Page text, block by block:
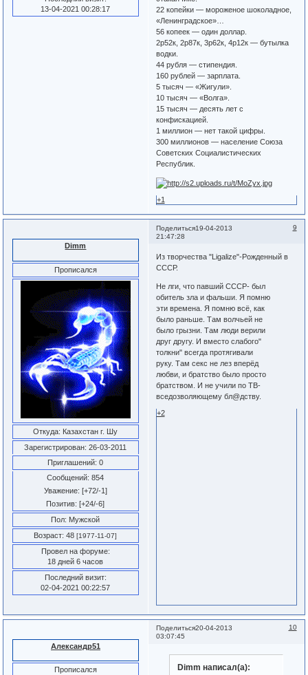
13-04-2021 00:28:17
22 копейки — мороженое шоколадное,
«Ленинградское»…
56 копеек — один доллар.
2р52к, 2р87к, 3р62к, 4р12к — бутылка
водки.
44 рубля — стипендия.
160 рублей — зарплата.
5 тысяч — «Жигули».
10 тысяч — «Волга».
15 тысяч — десять лет с
конфискацией.
1 миллион — нет такой цифры.
300 миллионов — население Союза
Советских Социалистических
Республик.
+1
Поделиться 9
19-04-2013
21:47:28
Dimm
Прописался
Откуда: Казахстан г. Шу
Зарегистрирован: 26-03-2011
Приглашений: 0
Сообщений: 854
Уважение: [+72/-1]
Позитив: [+24/-6]
Пол: Мужской
Возраст: 48[1977-11-07]
Провел на форуме:
18 дней 6 часов
Последний визит:
02-04-2021 00:22:57
Из творчества "Ligalize"-Рожденный в
СССР.
Не лги, что павший СССР- был
обитель зла и фальши. Я помню
эти времена. Я помню всё, как
было раньше. Там волчьей не
было грызни. Там люди верили
друг другу. И вместо слабого"
толкни" всегда протягивали
руку. Там секс не лез вперёд
любви, и братство было просто
братством. И не учили по ТВ-
вседозволяющему бл@дству.
+2
Поделиться 10
20-04-2013
03:07:45
Александр51
Прописался Dimm написал(а):